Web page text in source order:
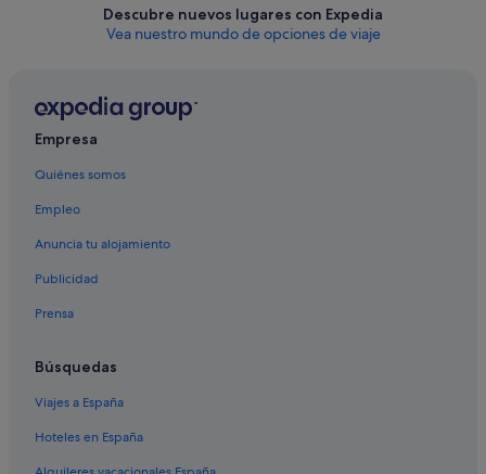
Descubre nuevos lugares con Expedia
Vea nuestro mundo de opciones de viaje
Empresa
Quiénes somos
Empleo
Anuncia tu alojamiento
Publicidad
Prensa
Búsquedas
Viajes a España
Hoteles en España